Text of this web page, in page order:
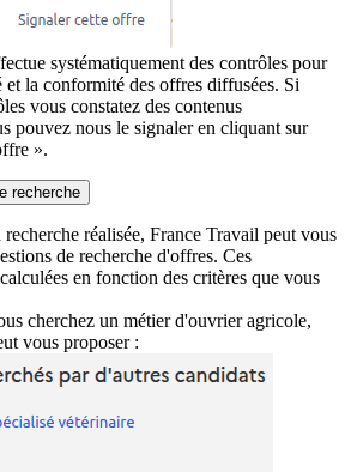
systématiquement des contrôles pour
la conformité des offres diffusées. Si
vous constatez des contenus
pouvez nous le signaler en cliquant sur
».
recherche
réalisée, France Travail peut vous
de recherche d'offres. Ces
en fonction des critères que vous
cherchez un métier d'ouvrier agricole,
vous proposer :